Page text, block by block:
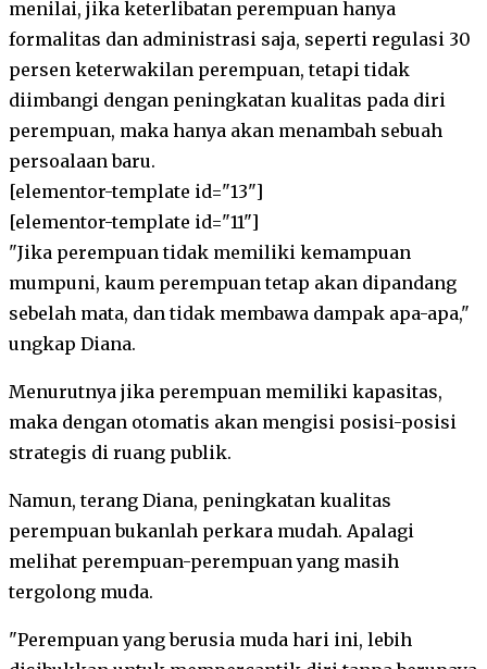
menilai, jika keterlibatan perempuan hanya
formalitas dan administrasi saja, seperti regulasi 30
persen keterwakilan perempuan, tetapi tidak
diimbangi dengan peningkatan kualitas pada diri
perempuan, maka hanya akan menambah sebuah
persoalaan baru.
[elementor-template id="13"]
[elementor-template id="11"]
"Jika perempuan tidak memiliki kemampuan
mumpuni, kaum perempuan tetap akan dipandang
sebelah mata, dan tidak membawa dampak apa-apa,"
ungkap Diana.
Menurutnya jika perempuan memiliki kapasitas,
maka dengan otomatis akan mengisi posisi-posisi
strategis di ruang publik.
Namun, terang Diana, peningkatan kualitas
perempuan bukanlah perkara mudah. Apalagi
melihat perempuan-perempuan yang masih
tergolong muda.
"Perempuan yang berusia muda hari ini, lebih